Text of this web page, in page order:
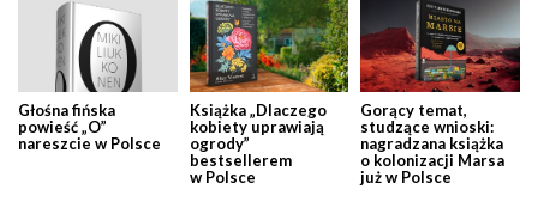
Głośna fińska
powieść „O”
nareszcie w Polsce
Książka „Dlaczego
kobiety uprawiają
ogrody”
bestsellerem
w Polsce
Gorący temat,
studzące wnioski:
nagradzana książka
o kolonizacji Marsa
już w Polsce